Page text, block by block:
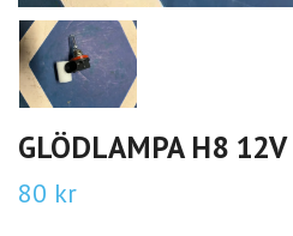
GLÖDLAMPA H8
80 kr